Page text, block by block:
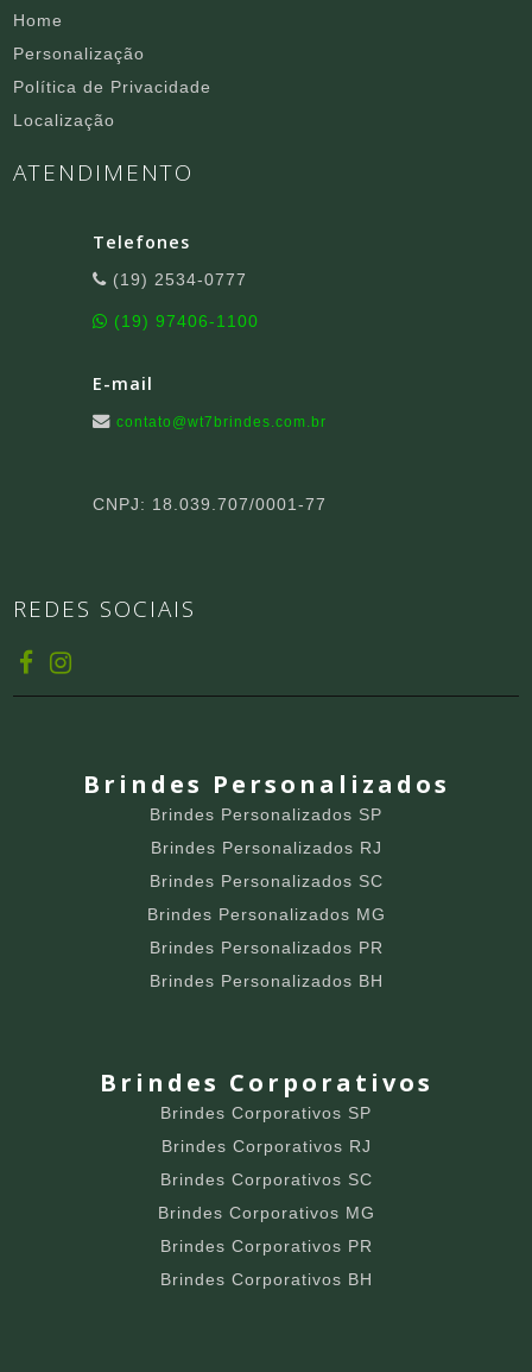
Home
Personalização
Política de Privacidade
Localização
ATENDIMENTO
Telefones
(19) 2534-0777
(19) 97406-1100
E-mail
contato@wt7brindes.com.br
CNPJ: 18.039.707/0001-77
REDES SOCIAIS
Brindes Personalizados
Brindes Personalizados SP
Brindes Personalizados RJ
Brindes Personalizados SC
Brindes Personalizados MG
Brindes Personalizados PR
Brindes Personalizados BH
Brindes Corporativos
Brindes Corporativos SP
Brindes Corporativos RJ
Brindes Corporativos SC
Brindes Corporativos MG
Brindes Corporativos PR
Brindes Corporativos BH